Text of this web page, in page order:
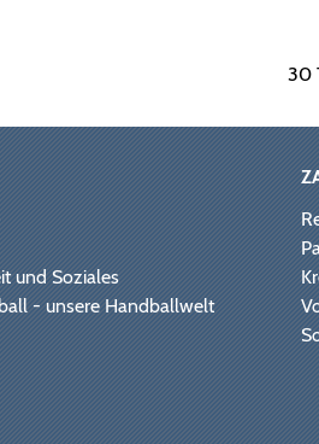
30
und Soziales
- unsere Handballwelt